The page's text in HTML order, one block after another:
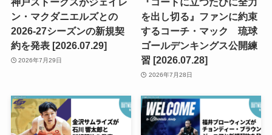
ン・マクダニエルズとの
2026-27シーズンの新規契
約を発表 [2026.07.29]
2026年7月29日
を出し切る』ファンに約束
するコーチ・マック 琉球
ゴールデンキングス公開練
習 [2026.07.28]
2026年7月28日